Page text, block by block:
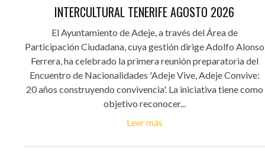
INTERCULTURAL TENERIFE AGOSTO 2026
El Ayuntamiento de Adeje, a través del Área de
Participación Ciudadana, cuya gestión dirige Adolfo Alonso
Ferrera, ha celebrado la primera reunión preparatoria del
Encuentro de Nacionalidades 'Adeje Vive, Adeje Convive:
20 años construyendo convivencia'. La iniciativa tiene como
objetivo reconocer...
Leer más